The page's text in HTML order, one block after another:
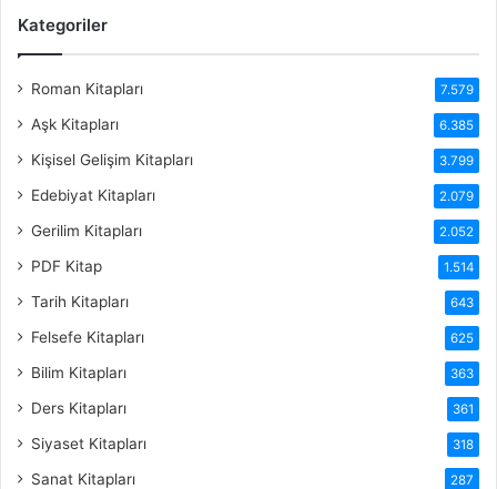
Kategoriler
Roman Kitapları 7.579
Aşk Kitapları 6.385
Kişisel Gelişim Kitapları 3.799
Edebiyat Kitapları 2.079
Gerilim Kitapları 2.052
PDF Kitap 1.514
Tarih Kitapları 643
Felsefe Kitapları 625
Bilim Kitapları 363
Ders Kitapları 361
Siyaset Kitapları 318
Sanat Kitapları 287